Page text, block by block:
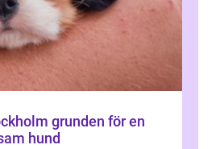
för en
hund